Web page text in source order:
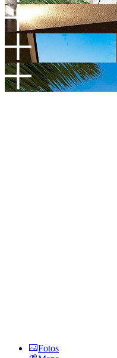
Fotos